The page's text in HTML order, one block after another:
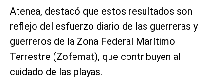
Atenea, destacó que estos resultados son
reflejo del esfuerzo diario de las guerreras y
guerreros de la Zona Federal Marítimo
Terrestre (Zofemat), que contribuyen al
cuidado de las playas.